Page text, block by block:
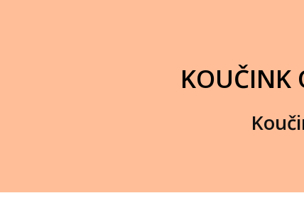
KOUČINK